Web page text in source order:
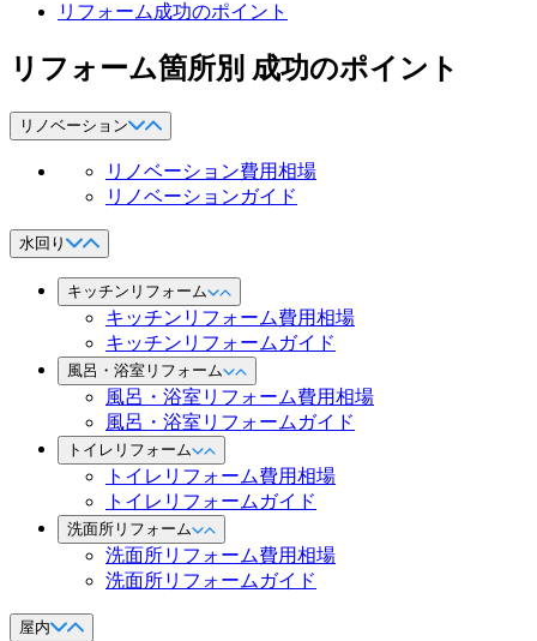
リフォーム成功のポイント
リフォーム箇所別 成功のポイント
リノベーション
リノベーション費用相場
リノベーションガイド
水回り
キッチンリフォーム
キッチンリフォーム費用相場
キッチンリフォームガイド
風呂・浴室リフォーム
風呂・浴室リフォーム費用相場
風呂・浴室リフォームガイド
トイレリフォーム
トイレリフォーム費用相場
トイレリフォームガイド
洗面所リフォーム
洗面所リフォーム費用相場
洗面所リフォームガイド
屋内